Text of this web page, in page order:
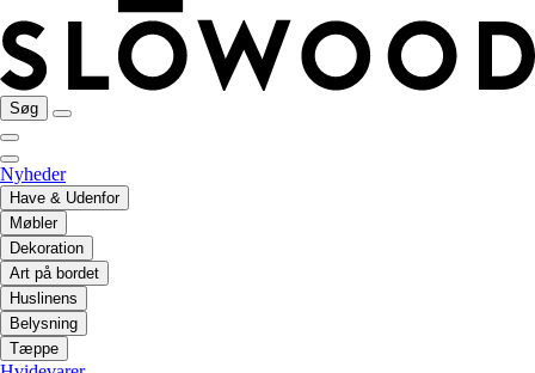
Søg
Nyheder
Have & Udenfor
Møbler
Dekoration
Art på bordet
Huslinens
Belysning
Tæppe